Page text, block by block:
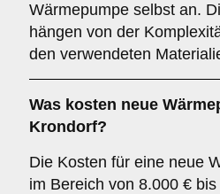
Wärmepumpe selbst an.
hängen von der
den verwendeten
Was kosten neue
Krondorf?
Die Kosten für eine neue
im Bereich von 8.000 €